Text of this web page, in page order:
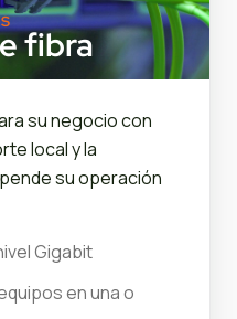
fibra
su negocio con
local y la
su operación
Gigabit
en una o